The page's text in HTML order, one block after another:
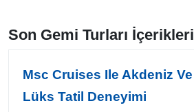
Son Gemi Turları İçerikleri
Msc Cruises Ile Akdeniz
Lüks Tatil Deneyimi